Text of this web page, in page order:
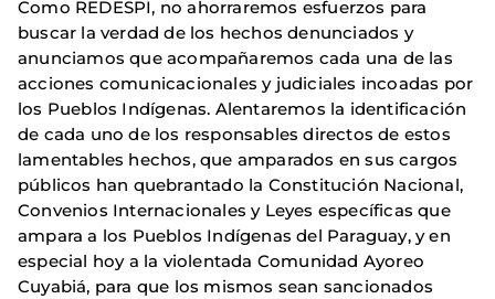
Como REDESPI, no ahorraremos esfuerzos para
buscar la verdad de los hechos denunciados y
anunciamos que acompañaremos cada una de las
acciones comunicacionales y judiciales incoadas por
los Pueblos Indígenas. Alentaremos la identificación
de cada uno de los responsables directos de estos
lamentables hechos, que amparados en sus cargos
públicos han quebrantado la Constitución Nacional,
Convenios Internacionales y Leyes específicas que
ampara a los Pueblos Indígenas del Paraguay, y en
especial hoy a la violentada Comunidad Ayoreo
Cuyabiá, para que los mismos sean sancionados